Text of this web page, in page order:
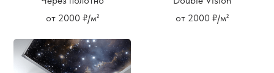
от 2000 ₽/м²
от 2000 ₽/м²